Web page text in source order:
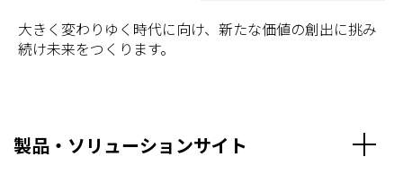
大きく変わりゆく時代に向け、新たな価値の創出に挑み
続け未来をつくります。
製品・ソリューションサイト